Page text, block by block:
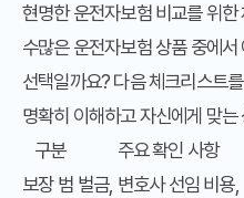
현명한 운전자보험 비교를 위한
수많은 운전자보험 상품 중에
선택일까요? 다음 체크리스트
명확히 이해하고 자신에게 맞
구분
주요 확인 사항
보장 범 벌금, 변호사 선임 비용,